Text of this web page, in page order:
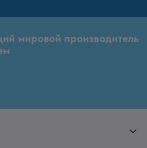
мировой производитель